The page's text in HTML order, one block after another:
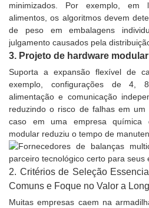
minimizados. Por exemplo, em
alimentos, os algoritmos devem
de peso em embalagens
julgamento causados ​​pela
3. Projeto de hardware modular
Suporta a expansão flexível de
exemplo, configurações de 4,
alimentação e comunicação
reduzindo o risco de falhas em
caso em uma empresa química
modular reduziu o tempo de
2. Critérios de Seleção
Comuns e Foque no Valor a
Muitas empresas caem na